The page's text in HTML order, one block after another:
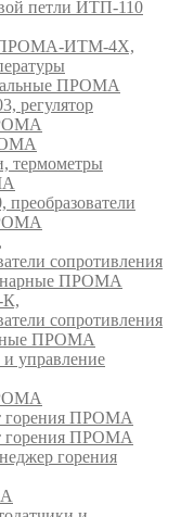
петли ИТП-110
ИТМ-4Х,
ПРОМА
регулятор
термометры
сопротивления
ПРОМА
К,
сопротивления
ПРОМА
управление
горения ПРОМА
горения ПРОМА
горения